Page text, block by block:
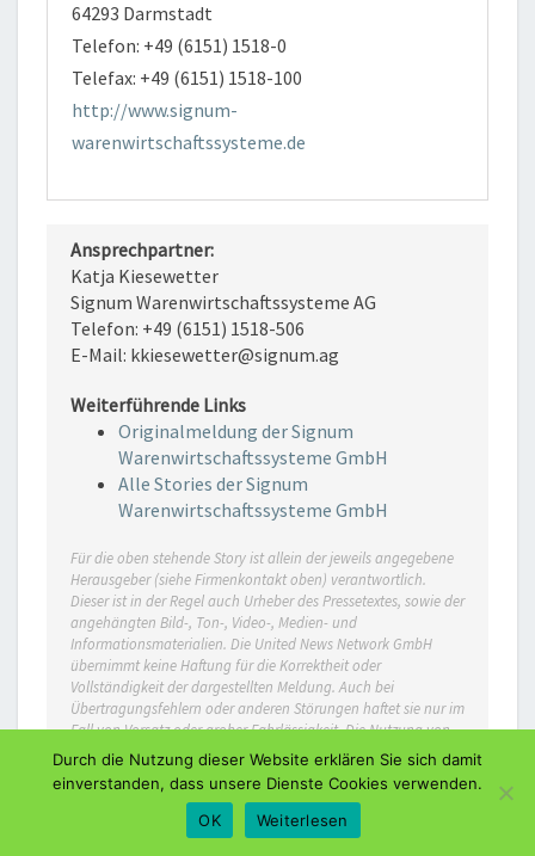
64293 Darmstadt
Telefon: +49 (6151) 1518-0
Telefax: +49 (6151) 1518-100
http://www.signum-
warenwirtschaftssysteme.de
Ansprechpartner:
Katja Kiesewetter
Signum Warenwirtschaftssysteme AG
Telefon: +49 (6151) 1518-506
E-Mail: kkiesewetter@signum.ag
Weiterführende Links
Originalmeldung der Signum
Warenwirtschaftssysteme GmbH
Alle Stories der Signum
Warenwirtschaftssysteme GmbH
Für die oben stehende Story ist allein der jeweils angegebene
Herausgeber (siehe Firmenkontakt oben) verantwortlich.
Dieser ist in der Regel auch Urheber des Pressetextes, sowie der
angehängten Bild-, Ton-, Video-, Medien- und
Informationsmaterialien. Die United News Network GmbH
übernimmt keine Haftung für die Korrektheit oder
Vollständigkeit der dargestellten Meldung. Auch bei
Übertragungsfehlern oder anderen Störungen haftet sie nur im
Fall von Vorsatz oder grober Fahrlässigkeit. Die Nutzung von
hier archivierten Informationen zur Eigeninformation und
redaktionellen Weiterverarbeitung ist in der Regel kostenfrei.
Bitte klären Sie vor einer Weiterverwendung urheberrechtliche
Fragen mit dem angegebenen Herausgeber. Eine
systematische Speicherung dieser Daten sowie die
Durch die Nutzung dieser Website erklären Sie sich damit
einverstanden, dass unsere Dienste Cookies verwenden.
OK
Weiterlesen